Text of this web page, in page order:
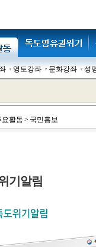
영토강좌 문화강좌 성
요활동 > 국민홍보
기알림